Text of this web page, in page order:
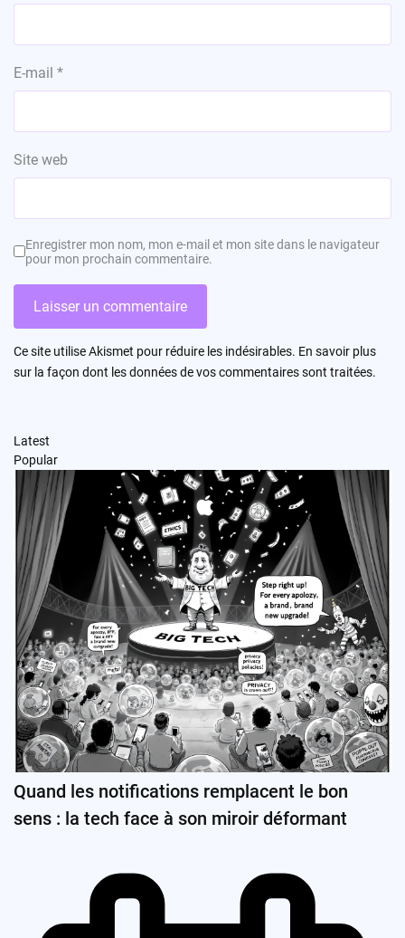
E-mail *
Site web
Enregistrer mon nom, mon e-mail et mon site dans le navigateur
pour mon prochain commentaire.
Ce site utilise Akismet pour réduire les indésirables. En savoir plus
sur la façon dont les données de vos commentaires sont traitées.
Latest
Popular
Quand les notifications remplacent le bon
sens : la tech face à son miroir déformant